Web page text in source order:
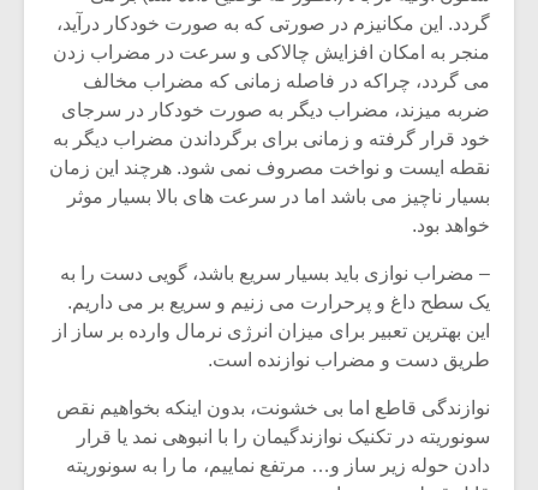
گردد. این مکانیزم در صورتی که به صورت خودکار درآید،
منجر به امکان افزایش چالاکی و سرعت در مضراب زدن
می گردد، چراکه در فاصله زمانی که مضراب مخالف
ضربه میزند، مضراب دیگر به صورت خودکار در سرجای
خود قرار گرفته و زمانی برای برگرداندن مضراب دیگر به
نقطه ایست و نواخت مصروف نمی شود. هرچند این زمان
بسیار ناچیز می باشد اما در سرعت های بالا بسیار موثر
خواهد بود.
– مضراب نوازی باید بسیار سریع باشد، گویی دست را به
یک سطح داغ و پرحرارت می زنیم و سریع بر می داریم.
این بهترین تعبیر برای میزان انرژی نرمال وارده بر ساز از
طریق دست و مضراب نوازنده است.
نوازندگی قاطع اما بی خشونت، بدون اینکه بخواهیم نقص
سونوریته در تکنیک نوازندگیمان را با انبوهی نمد یا قرار
دادن حوله زیر ساز و… مرتفع نماییم، ما را به سونوریته
میکلوش روژا
یادداشتی بر موسیقی
دوره